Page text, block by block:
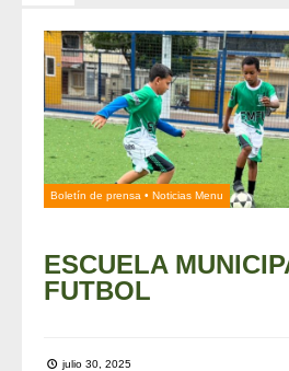
Boletín de prensa • Noticias Menu
ESCUELA
FUTBOL
julio 30, 2025